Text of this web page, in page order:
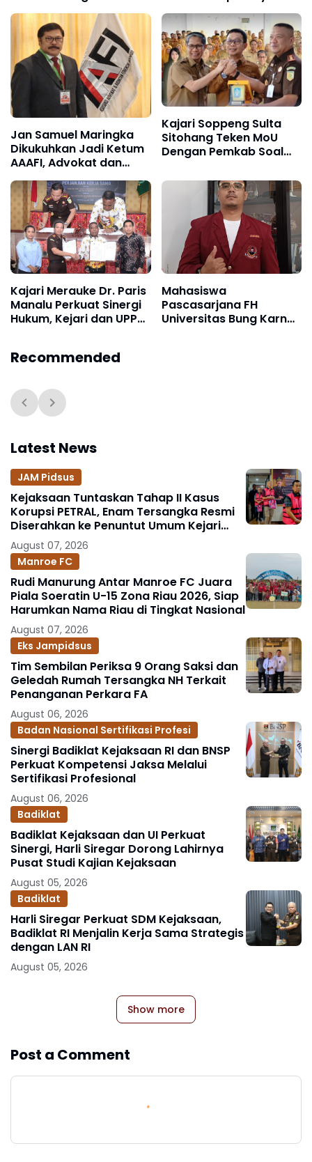
dengan BRI, Kajari
Banyuasin Erni Yusnita
Siap Perkuat
Pendampingan Hukum
Publik
Jan Samuel Maringka
Dikukuhkan Jadi Ketum
AAAFI, Advokat dan
Akuntan Forensik
Bersatu Perkuat
Penegakan Hukum
Kajari Soppeng Sulta
Sitohang Teken MoU
Dengan Pemkab Soal
Sosialisasi Antikorupsi
Kajari Merauke Dr. Paris
Manalu Perkuat Sinergi
Hukum, Kejari dan UPP
Mahasiswa
Pascasarjana FH
Universitas Bung Karno
Recommended
Latest News
JAM Pidsus
Kejaksaan Tuntaskan Tahap II Kasus
Korupsi PETRAL, Enam Tersangka Resmi
Diserahkan ke Penuntut Umum Kejari
Jakpus
August 07, 2026
Manroe FC
Rudi Manurung Antar Manroe FC Juara
Piala Soeratin U-15 Zona Riau 2026, Siap
Harumkan Nama Riau di Tingkat Nasional
August 07, 2026
Eks Jampidsus
Tim Sembilan Periksa 9 Orang Saksi dan
Geledah Rumah Tersangka NH Terkait
Penanganan Perkara FA
August 06, 2026
Badan Nasional Sertifikasi Profesi
Sinergi Badiklat Kejaksaan RI dan BNSP
Perkuat Kompetensi Jaksa Melalui
Sertifikasi Profesional
August 06, 2026
Badiklat
Badiklat Kejaksaan dan UI Perkuat
Sinergi, Harli Siregar Dorong Lahirnya
Pusat Studi Kajian Kejaksaan
August 05, 2026
Badiklat
Harli Siregar Perkuat SDM Kejaksaan,
Badiklat RI Menjalin Kerja Sama Strategis
dengan LAN RI
August 05, 2026
Show more
Post a Comment